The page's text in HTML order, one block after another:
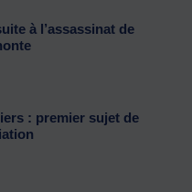
à l’assassinat de
: premier sujet de